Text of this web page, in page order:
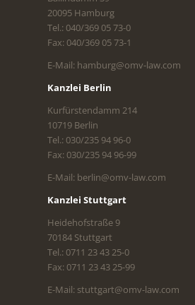
20095 Hamburg
Tel.: 040/369 05 73-0
Fax: 040/369 05 73-1
E-Mail: hamburg@omv-law.com
Kanzlei Berlin
Kurfürstendamm 214
10719 Berlin
Tel.: 030/235 94 96-0
Fax: 030/235 94 96-99
E-Mail: berlin@omv-law.com
Kanzlei Stuttgart
Heidehofstraße 9
70184 Stuttgart
Tel.: 0711 23 43 25-0
Fax: 0711 23 43 25-99
E-Mail: stuttgart@omv-law.com